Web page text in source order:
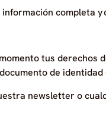
completa
tus derechos
de
newsletter o